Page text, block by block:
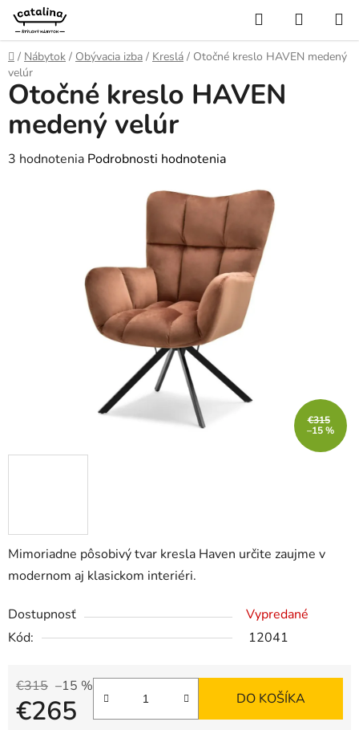
Prejsť
obsah
Hľadať
KOŠÍK
Domov
/ Nábytok / Obývacia izba / Kreslá / Otočné kreslo HAVEN medený
velúr
Mimoriadne pôsobivý tvar kresla Haven určite zaujme v
modernom aj klasickom interiéri.
Dostupnosť
Vypredané
Kód:
12041
€315 –15 %
€265 DO KOŠÍKA
Otočné kreslo HAVEN
medený velúr
Priemerné
3 hodnotenia Podrobnosti hodnotenia
€315
–15 %